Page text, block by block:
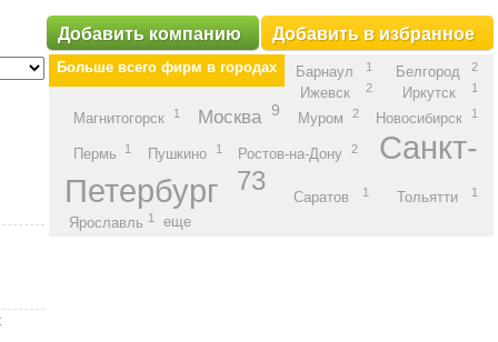
Добавить компанию Добавить в избранное
Больше всего фирм в городах Барнаул 1 Белгород 2
Ижевск 2 Иркутск 1
Магнитогорск 1 Москва 9 Муром 2 Новосибирск 1
Пермь 1 Пушкино 1 Ростов-на-Дону 2
Санкт-
Петербург
73
Саратов 1 Тольятти 1
Ярославль 1 еще